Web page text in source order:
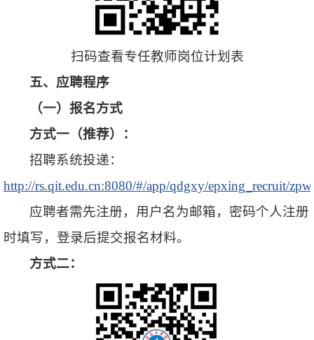
扫码查看专任教师岗位计划表
五、 应聘程序
（一）报名方式
方式一 （推荐）
：
招聘系统投递：
http://rs.qit.edu.cn:8080/#/app/qdgxy/epxing_recruit/
应聘者需先注册，用户名为邮箱，密码个人注册
时填写，登录后提交报名材料。
方式二：